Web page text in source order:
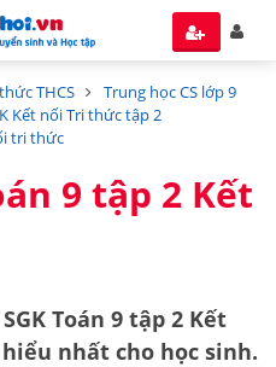
THCS
Trung học CS lớp 9
Kết nối Tri thức tập 2
tri thức
9 tập 2 Kết
Toán 9 tập 2 Kết
nhất cho học sinh.